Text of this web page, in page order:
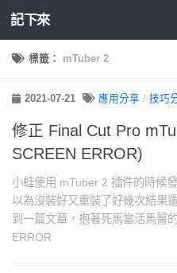
記下來
標籤： mTuber 2
2021-07-21 應用分享 / 技巧
修正 Final Cut Pro
SCREEN ERROR)
小蛙使用 mTuber 2 插件的時候
以為沒裝好又重裝了好幾次結果
到一篇文章，抱著死馬當活馬醫
ERROR